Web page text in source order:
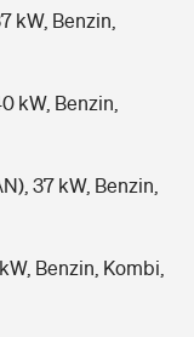
kW, Benzin,
kW, Benzin,
37 kW, Benzin,
Benzin, Kombi,